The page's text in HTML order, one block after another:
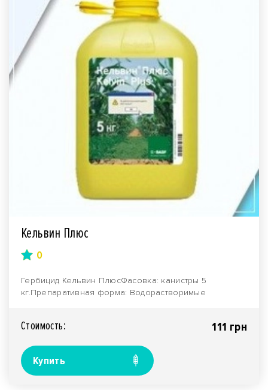
Кельвин Плюс
0
Гербицид Кельвин ПлюсФасовка: канистры 5
кг.Препаративная форма: Водорастворимые
Стоимость: 111 грн
Купить